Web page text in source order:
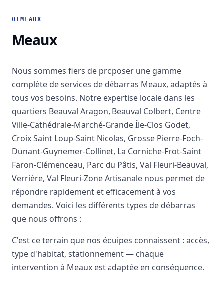
01 MEAUX
Meaux
Nous sommes fiers de proposer une gamme
complète de services de débarras Meaux, adaptés à
tous vos besoins. Notre expertise locale dans les
quartiers Beauval Aragon, Beauval Colbert, Centre
Ville-Cathédrale-Marché-Grande Île-Clos Godet,
Croix Saint Loup-Saint Nicolas, Grosse Pierre-Foch-
Dunant-Guynemer-Collinet, La Corniche-Frot-Saint
Faron-Clémenceau, Parc du Pâtis, Val Fleuri-Beauval,
Verrière, Val Fleuri-Zone Artisanale nous permet de
répondre rapidement et efficacement à vos
demandes. Voici les différents types de débarras
que nous offrons :
C'est ce terrain que nos équipes connaissent : accès,
type d'habitat, stationnement — chaque
intervention à Meaux est adaptée en conséquence.